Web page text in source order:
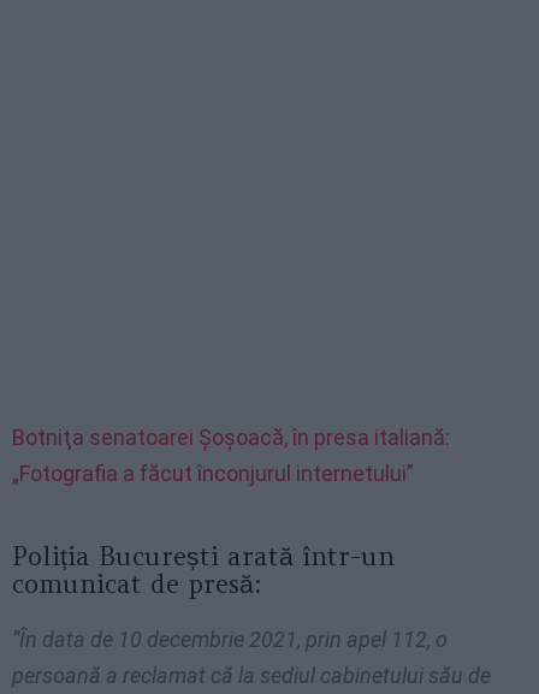
Botniţa senatoarei Șoșoacă, în presa italiană:
„Fotografia a făcut înconjurul internetului”
Poliția București arată într-un
comunicat de presă:
”În data de 10 decembrie 2021, prin apel 112, o
persoană a reclamat că la sediul cabinetului său de